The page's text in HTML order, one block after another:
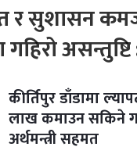
र सुशासन
असन्तुष्टि
कीर्तिपुर डाँडामा
लाख कमाउन सकिने
अर्थमन्त्री सहमत